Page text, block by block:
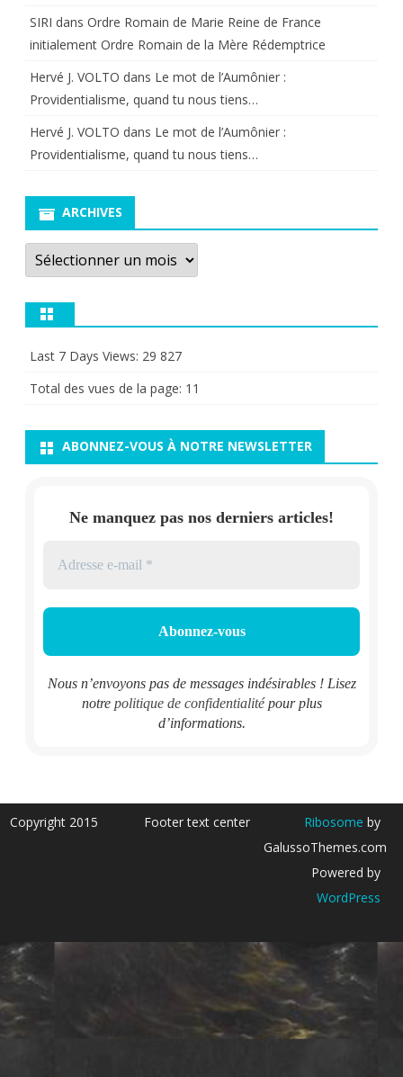
SIRI dans Ordre Romain de Marie Reine de France
initialement Ordre Romain de la Mère Rédemptrice
Hervé J. VOLTO dans Le mot de l’Aumônier :
Providentialisme, quand tu nous tiens…
Hervé J. VOLTO dans Le mot de l’Aumônier :
Providentialisme, quand tu nous tiens…
ARCHIVES
Archives
Last 7 Days Views: 29 827
Total des vues de la page: 11
ABONNEZ-VOUS À NOTRE NEWSLETTER
Ne manquez pas nos derniers articles!
Nous n’envoyons pas de messages indésirables ! Lisez
notre politique de confidentialitépour plus
d’informations.
Copyright 2015 Footer text center Ribosome by
GalussoThemes.com
Powered by
WordPress